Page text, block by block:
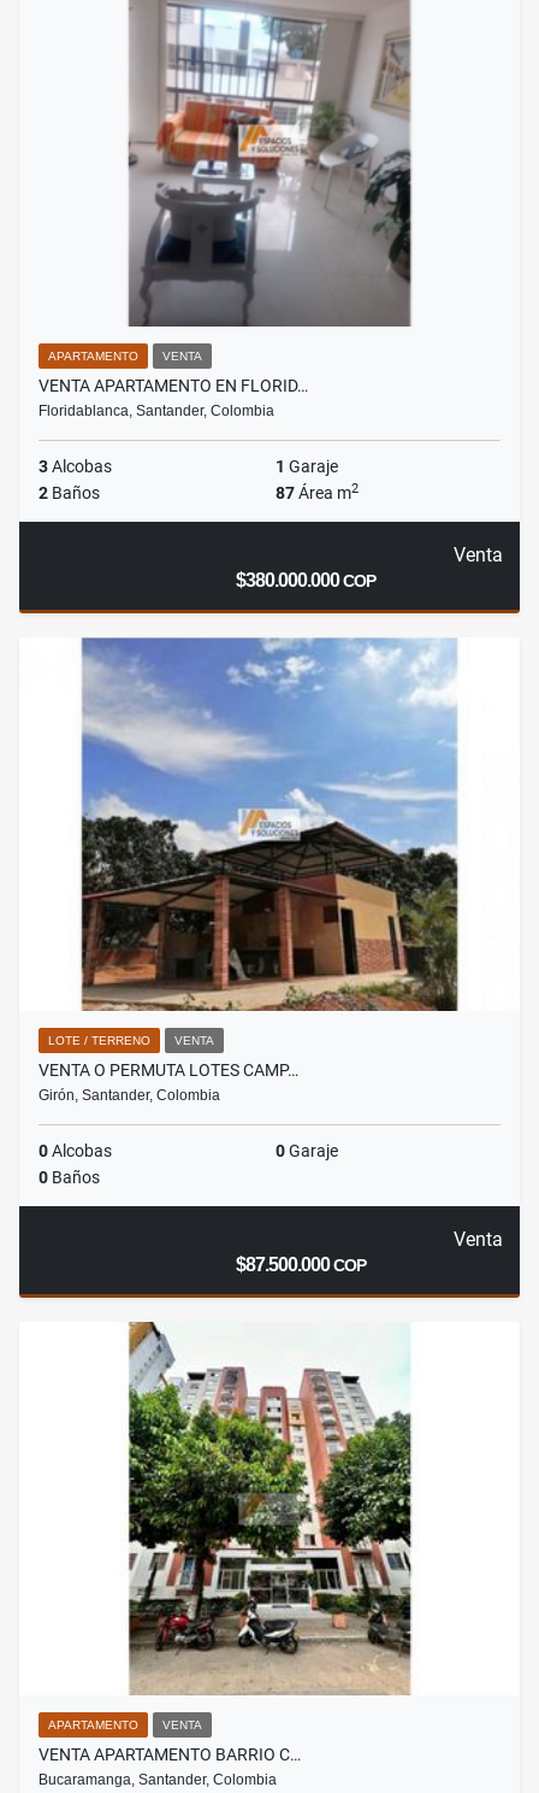
APARTAMENTO VENTA
VENTA APARTAMENTO EN FLORID…
Floridablanca, Santander, Colombia
3Alcobas 1 Garaje
2 Baños 87Área m2
Venta
$380.000.000COP
LOTE / TERRENO VENTA
VENTA O PERMUTA LOTES CAMP…
Girón, Santander, Colombia
0Alcobas 0Garaje
0 Baños
Venta
$87.500.000COP
APARTAMENTO VENTA
VENTA APARTAMENTO BARRIO C…
Bucaramanga, Santander, Colombia